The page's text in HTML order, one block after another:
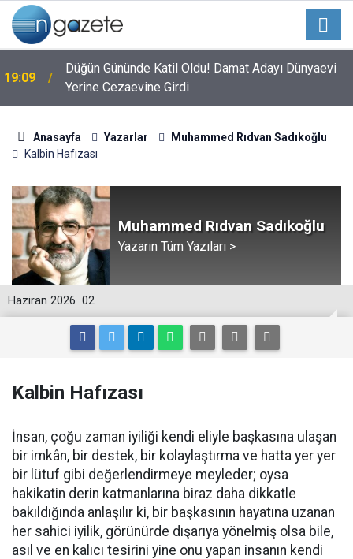
19:09
Düğün Gününde Katil Oldu! Damat Adayı Dünyaevi
Yerine Cezaevine Girdi
Anasayfa Yazarlar
Muhammed Rıdvan Sadıkoğlu
Kalbin Hafızası
Muhammed Rıdvan Sadıkoğlu
Yazarın Tüm Yazıları >
02
Haziran 2026
Kalbin Hafızası
İnsan, çoğu zaman iyiliği kendi eliyle başkasına ulaşan
bir imkân, bir destek, bir kolaylaştırma ve hatta yer yer
bir lütuf gibi değerlendirmeye meyleder; oysa
hakikatin derin katmanlarına biraz daha dikkatle
bakıldığında anlaşılır ki, bir başkasının hayatına uzanan
her sahici iyilik, görünürde dışarıya yönelmiş olsa bile,
asıl ve en kalıcı tesirini yine onu yapan insanın kendi